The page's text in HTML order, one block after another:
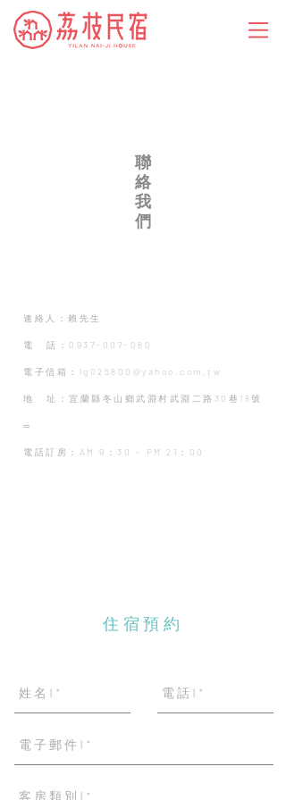
聯
絡
我
們
連絡人：賴先生
​電 話：0937-007-080
電子信箱：lg025800@yahoo.com.tw
地 址：宜蘭縣冬山鄉武淵村武淵二路30巷18號
═
電話訂房：AM 9：30 ~ PM 21：00
​住宿預約